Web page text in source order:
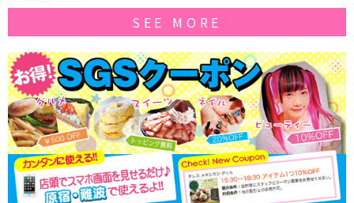
SEE MORE